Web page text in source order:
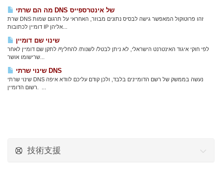
מה הם שרתי DNS של אינטרספייס
שרת DNS זהו פרוטוקול המאפשר גישה לבסיס נתונים מבוזר, האחראי על תרגום שמות
שינוי שם דומיין
לפי חוקי איגוד האינטרנט הישראלי, לא ניתן לבטל/ לשנות/ להחליף/ לתקן שם דומיין לאחר
שינוי שרתי DNS
שינוי שרתי DNS נעשה בממשק של רשם הדומיינים בלבד, ולכן קודם עליכם לוודא איפה
技術支援